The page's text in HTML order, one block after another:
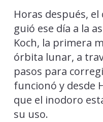
Horas después,
guió ese día a la
Koch, la primera
órbita lunar, a
pasos para
funcionó y desde
que el inodoro
su uso.